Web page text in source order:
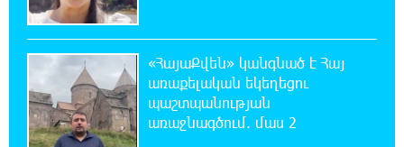
Օգոստոսի 7-ը ասորի ժողովրդի
Հայաստան
18:41:31 7-08-2026
Հայաստանը ապրում է իր գոյության
ամենախայտառակ ժամանակաշրջանը․
«ՀայաՔվեն» կանգնած է Հայ
առաքելական եկեղեցու
պաշտպանության
առաջնագծում. մաս 2